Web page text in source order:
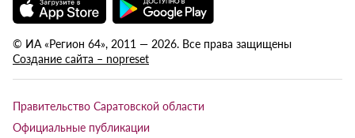
© ИА «Регион 64», 2011 — 2026. Все права защищены
Создание сайта – nopreset
Правительство Саратовской области
Официальные публикации